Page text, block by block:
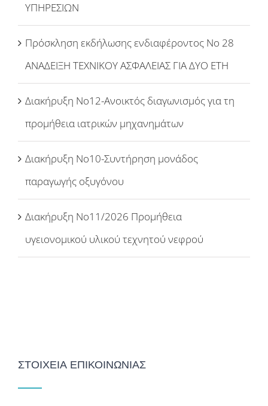
ΥΠΗΡΕΣΙΩΝ
Πρόσκληση εκδήλωσης ενδιαφέροντος Νο 28
ΑΝΑΔΕΙΞΗ ΤΕΧΝΙΚΟΥ ΑΣΦΑΛΕΙΑΣ ΓΙΑ ΔΥΟ ΕΤΗ
Διακήρυξη Νο12-Ανοικτός διαγωνισμός για τη
προμήθεια ιατρικών μηχανημάτων
Διακήρυξη Νο10-Συντήρηση μονάδος
παραγωγής οξυγόνου
Διακήρυξη Νο11/2026 Προμήθεια
υγειονομικού υλικού τεχνητού νεφρού
ΣΤΟΙΧΕΙΑ ΕΠΙΚΟΙΝΩΝΙΑΣ